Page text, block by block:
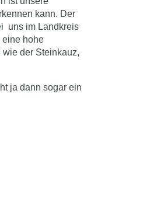
kann. Der
uns im Landkreis
eine hohe
der Steinkauz,
ja dann sogar ein